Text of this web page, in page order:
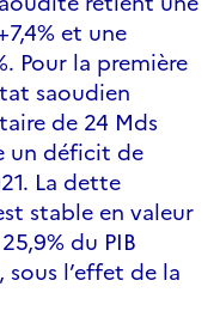
et une
Pour la première
saoudien
de 24 Mds
un déficit de
La dette
stable en valeur
du PIB
l’effet de la